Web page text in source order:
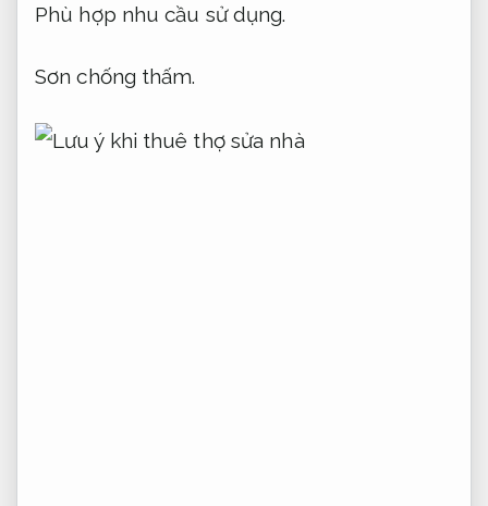
Phù hợp nhu cầu sử dụng.
Sơn chống thấm.